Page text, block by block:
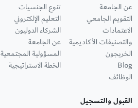
عن الجامعة
التقويم الجامعي
الاعتمادات
والتصنيفات الأكاديمية
الخريجون
Blog
الوظائف
تنوع الجنسيات
التعليم الإلكتروني
الشركاء الدوليون
عن الجامعة
المسؤولية المجتمعية
الخطة الاستراتيجية
القبول والتسجيل